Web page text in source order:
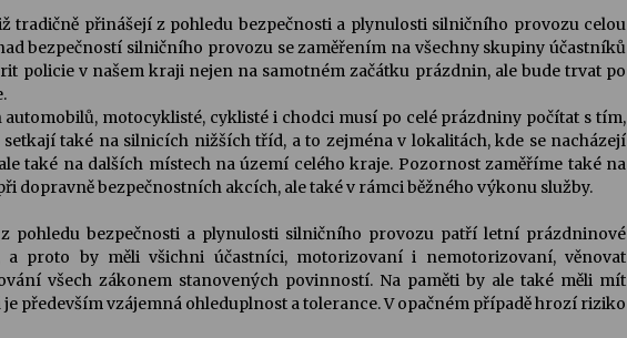
tradičně přinášejí z pohledu bezpečnosti a plynulosti silničního provozu celou
bezpečností silničního provozu se zaměřením na všechny skupiny účastníků
policie v našem kraji nejen na samotném začátku prázdnin, ale bude trvat po
motocyklisté, cyklisté i chodci musí po celé prázdniny počítat s tím,
také na silnicích nižších tříd, a to zejména v lokalitách, kde se nacházejí
také na dalších místech na území celého kraje. Pozornost zaměříme také na
dopravně bezpečnostních akcích, ale také v rámci běžného výkonu služby.
pohledu bezpečnosti a plynulosti silničního provozu patří letní prázdninové
a proto by měli všichni účastníci, motorizovaní i nemotorizovaní, věnovat
všech zákonem stanovených povinností. Na paměti by ale také měli mít
je především vzájemná ohleduplnost a tolerance. V opačném případě hrozí riziko